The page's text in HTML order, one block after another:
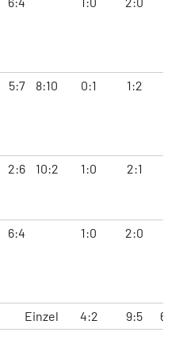
5:7 8:10 0:1 1:2
2:6 10:2 1:0 2:1
6:4 1:0 2:0
Einzel 4:2 9:5